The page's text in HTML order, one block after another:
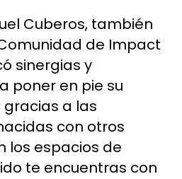
Cuberos, también
de Impact
sinergias y
poner en pie su
a las
con otros
los espacios de
te encuentras con